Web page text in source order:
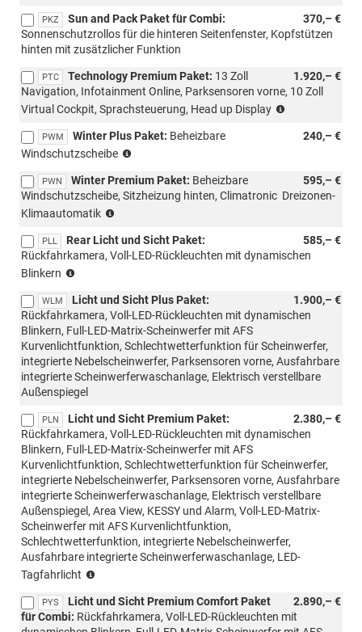
PWC/WD4/WD5)
PKZ 370,– €
Sun and Pack Paket für Combi:
Sonnenschutzrollos für die hinteren Seitenfenster, Kopfstützen
hinten mit zusätzlicher Funktion
PTC 1.920,– €
Technology Premium Paket: 13 Zoll
Navigation, Infotainment Online, Parksensoren vorne, 10 Zoll
Virtual Cockpit, Sprachsteuerung, Head up Display
Loft
PWM 240,– €
Winter Plus Paket: Beheizbare
Windschutzscheibe
PLC/PL4/PLF/PL9
möglich)
PWN 595,– €
Winter Premium Paket: Beheizbare
Windschutzscheibe, Sitzheizung hinten, Climatronic  Dreizonen-
Klimaautomatik
PLC/PL4/PLF/PL9
möglich)
PLL 585,– €
Rear Licht und Sicht Paket:
Rückfahrkamera, Voll-LED-Rückleuchten mit dynamischen
Blinkern
3N3
möglich)
WLM 1.900,– €
Licht und Sicht Plus Paket:
Rückfahrkamera, Voll-LED-Rückleuchten mit dynamischen
Blinkern, Full-LED-Matrix-Scheinwerfer mit AFS
Kurvenlichtfunktion, Schlechtwetterfunktion für Scheinwerfer,
integrierte Nebelscheinwerfer, Parksensoren vorne, Ausfahrbare
integrierte Scheinwerferwaschanlage, Elektrisch verstellbare
Außenspiegel
PLN 2.380,– €
Licht und Sicht Premium Paket:
Rückfahrkamera, Voll-LED-Rückleuchten mit dynamischen
Blinkern, Full-LED-Matrix-Scheinwerfer mit AFS
Kurvenlichtfunktion, Schlechtwetterfunktion für Scheinwerfer,
integrierte Nebelscheinwerfer, Parksensoren vorne, Ausfahrbare
integrierte Scheinwerferwaschanlage, Elektrisch verstellbare
Außenspiegel, Area View, KESSY und Alarm, Voll-LED-Matrix-
Scheinwerfer mit AFS Kurvenlichtfunktion,
Schlechtwetterfunktion, integrierte Nebelscheinwerfer,
Ausfahrbare integrierte Scheinwerferwaschanlage, LED-
Tagfahrlicht
PTB/PTC/PAW/PAP
möglich,nicht
PYS 2.890,– €
Licht und Sicht Premium Comfort Paket
für Combi: Rückfahrkamera, Voll-LED-Rückleuchten mit